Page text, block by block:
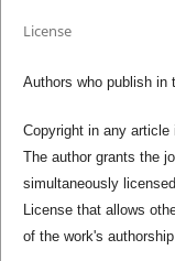
License
Authors who publish in
Copyright in any article
The author grants the
simultaneously
License that allows
of the work's